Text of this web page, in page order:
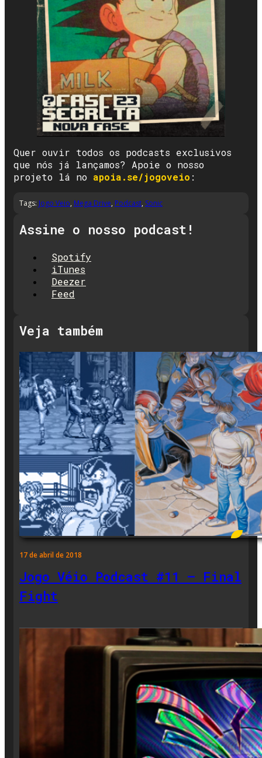
Quer ouvir todos os podcasts exclusivos
que nós já lançamos? Apoie o nosso
projeto lá no apoia.se/jogoveio :
Tags: Jogo Veio, Mega Drive, Podcast, Sonic
Assine o nosso podcast!
Spotify
iTunes
Deezer
Feed
Veja também
17 de abril de 2018
Jogo Véio Podcast #11 – Final
Fight